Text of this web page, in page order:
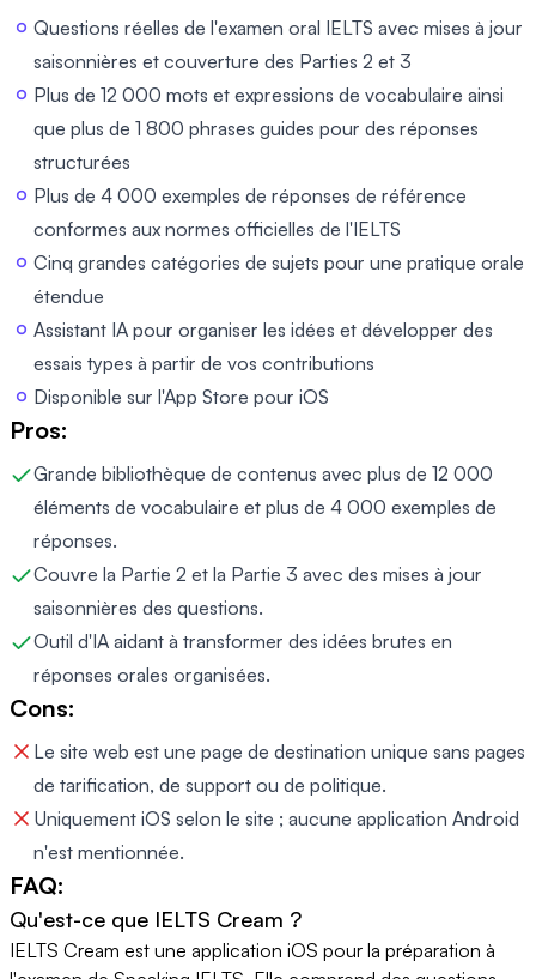
Questions réelles de l'examen oral IELTS avec mises à jour
saisonnières et couverture des Parties 2 et 3
Plus de 12 000 mots et expressions de vocabulaire ainsi
que plus de 1 800 phrases guides pour des réponses
structurées
Plus de 4 000 exemples de réponses de référence
conformes aux normes officielles de l'IELTS
Cinq grandes catégories de sujets pour une pratique orale
étendue
Assistant IA pour organiser les idées et développer des
essais types à partir de vos contributions
Disponible sur l'App Store pour iOS
Pros:
Grande bibliothèque de contenus avec plus de 12 000
éléments de vocabulaire et plus de 4 000 exemples de
réponses.
Couvre la Partie 2 et la Partie 3 avec des mises à jour
saisonnières des questions.
Outil d'IA aidant à transformer des idées brutes en
réponses orales organisées.
Cons:
Le site web est une page de destination unique sans pages
de tarification, de support ou de politique.
Uniquement iOS selon le site ; aucune application Android
n'est mentionnée.
FAQ:
Qu'est-ce que IELTS Cream ?
IELTS Cream est une application iOS pour la préparation à